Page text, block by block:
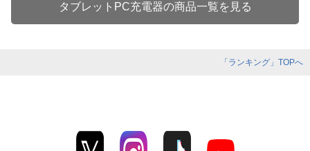
タブレットPC充電器の商品一覧を見る
「ランキング」TOPへ